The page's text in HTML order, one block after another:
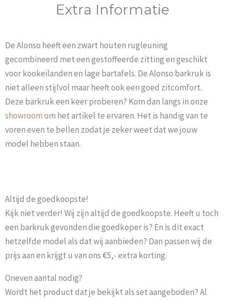
Extra Informatie
De Alonso heeft een zwart houten rugleuning
gecombineerd met een gestoffeerde zitting en geschikt
voor kookeilanden en lage bartafels. De Alonso barkruk is
niet alleen stijlvol maar heeft ook een goed zitcomfort.
Deze barkruk een keer proberen? Kom dan langs in onze
showroomom het artikel te ervaren. Het is handig van te
voren even te bellen zodat je zeker weet dat we jouw
model hebben staan.
Altijd de goedkoopste!
Kijk niet verder! Wij zijn altijd de goedkoopste. Heeft u toch
een barkruk gevonden die goedkoper is? En is dit exact
hetzelfde model als dat wij aanbieden? Dan passen wij de
prijs aan en krijgt u van ons €5,- extra korting.
Oneven aantal nodig?
Wordt het product dat je bekijkt als set aangeboden? Al